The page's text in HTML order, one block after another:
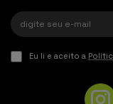
Eu li e aceito a